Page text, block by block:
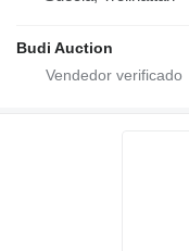
Budi Auction